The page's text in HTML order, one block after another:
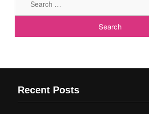
Recent Posts